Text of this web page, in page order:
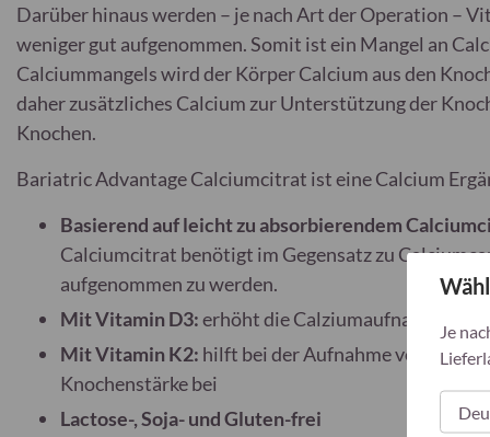
Darüber hinaus werden – je nach Art der Operation –
weniger gut aufgenommen. Somit ist ein Mangel an
Calciummangels wird der Körper Calcium aus den
daher zusätzliches Calcium zur Unterstützung der
Knochen.
Bariatric Advantage Calciumcitrat ist eine Calcium
Basierend auf leicht zu absorbierendem
Calciumcitrat benötigt im Gegensatz zu
aufgenommen zu werden.
Mit Vitamin D3:erhöht die Calziumaufnahme in
Mit Vitamin K2: hilft bei der Aufnahme von
Knochenstärke bei
Lactose-, Soja- und Gluten-frei
Je